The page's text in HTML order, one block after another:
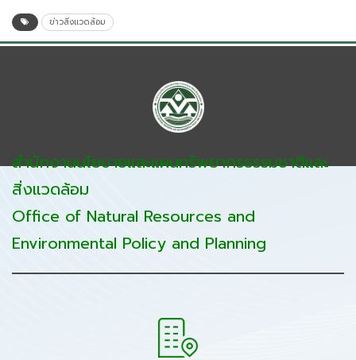
ข่าวสิ่งแวดล้อม
สำนักงานนโยบายและแผนทรัพยากรธรรมชาติและ
สิ่งแวดล้อม
Office of Natural Resources and
Environmental Policy and Planning